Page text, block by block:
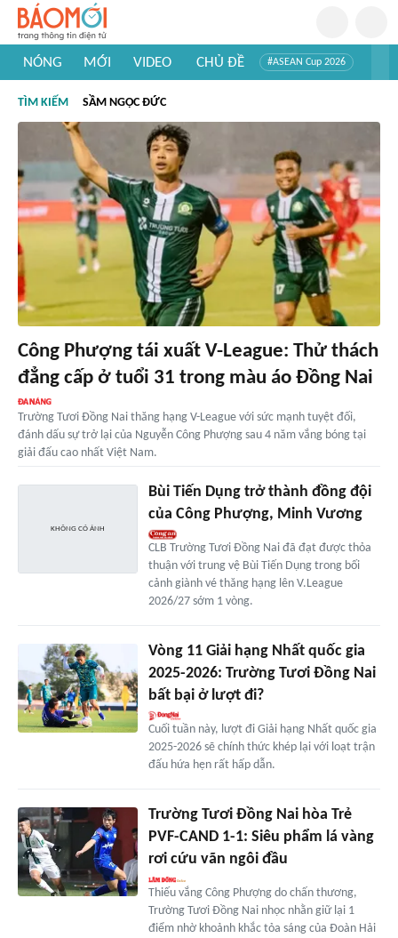
NÓNG MỚI VIDEO CHỦ ĐỀ #ASEAN Cup 2026
#Khám phá thế giới
TÌM KIẾM SẦM NGỌC ĐỨC
Công Phượng tái xuất V-League: Thử thách
đẳng cấp ở tuổi 31 trong màu áo Đồng Nai
Trường Tươi Đồng Nai thăng hạng V-League với sức mạnh tuyệt đối,
đánh dấu sự trở lại của Nguyễn Công Phượng sau 4 năm vắng bóng tại
giải đấu cao nhất Việt Nam.
Bùi Tiến Dụng trở thành đồng đội
của Công Phượng, Minh Vương
CLB Trường Tươi Đồng Nai đã đạt được thỏa
thuận với trung vệ Bùi Tiến Dụng trong bối
cảnh giành vé thăng hạng lên V.League
2026/27 sớm 1 vòng.
Vòng 11 Giải hạng Nhất quốc gia
2025-2026: Trường Tươi Đồng Nai
bất bại ở lượt đi?
Cuối tuần này, lượt đi Giải hạng Nhất quốc gia
2025-2026 sẽ chính thức khép lại với loạt trận
đấu hứa hẹn rất hấp dẫn.
Trường Tươi Đồng Nai hòa Trẻ
PVF-CAND 1-1: Siêu phẩm lá vàng
rơi cứu vãn ngôi đầu
Thiếu vắng Công Phượng do chấn thương,
Trường Tươi Đồng Nai nhọc nhằn giữ lại 1
điểm nhờ khoảnh khắc tỏa sáng của Đoàn Hải